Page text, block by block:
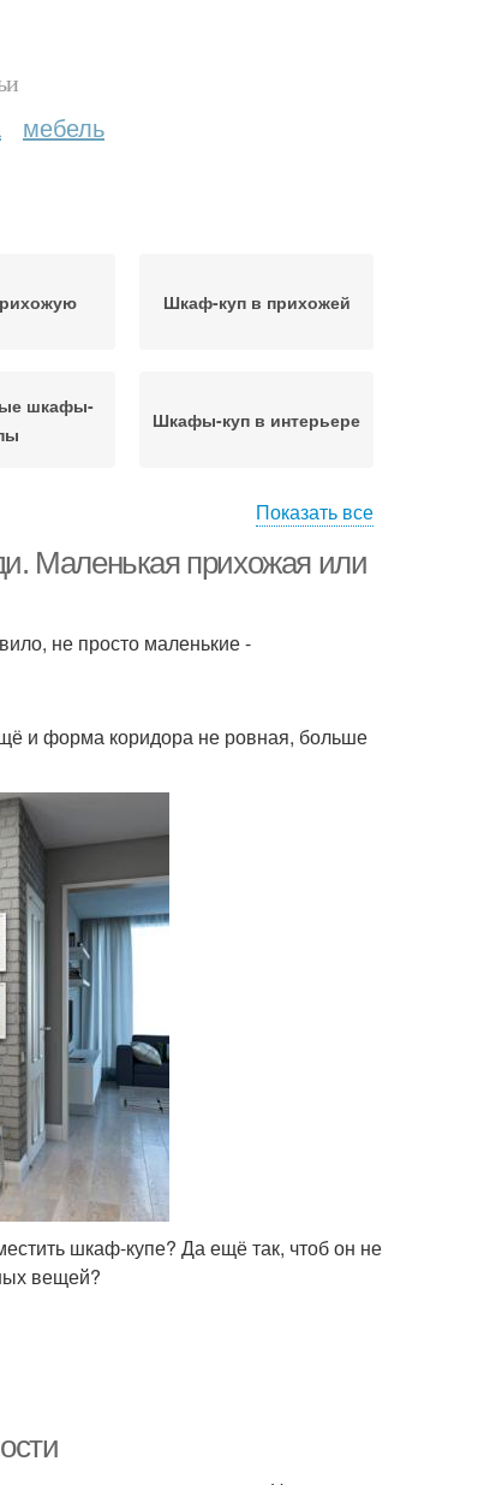
мебель
Шкаф-куп в прихожей
шкафы-
Шкафы-куп в интерьере
Показать все
Маленькая прихожая или
не просто маленькие -
и форма коридора не ровная, больше
шкаф-купе? Да ещё так, чтоб он не
вещей?